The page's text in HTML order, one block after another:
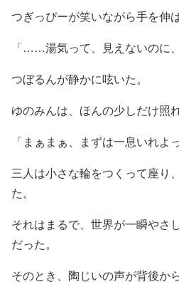
つぎっぴーが笑いながら手を伸ば
「……湯気って、見えないのに
つぼるんが静かに呟いた。
ゆのみんは、ほんの少しだけ照
「まぁまぁ、まずは一息いれよ
三人は小さな輪をつくって座り
た。
それはまるで、世界が一瞬やさ
だった。
そのとき、陶じいの声が背後か